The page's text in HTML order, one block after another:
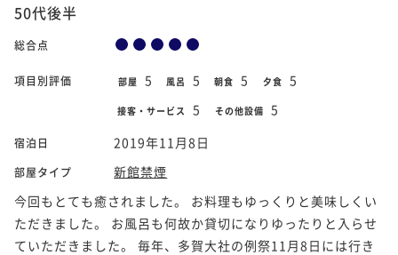
50代後半
総合点
項目別評価 部屋 5 風呂 5 朝食 5 夕食 5
接客・サービス 5 その他設備 5
宿泊日 2019年11月8日
部屋タイプ
新館禁煙
今回もとても癒されました。 お料理もゆっくりと美味しくい
ただきました。 お風呂も何故か貸切になりゆったりと入らせ
ていただきました。 毎年、多賀大社の例祭11月8日には行き